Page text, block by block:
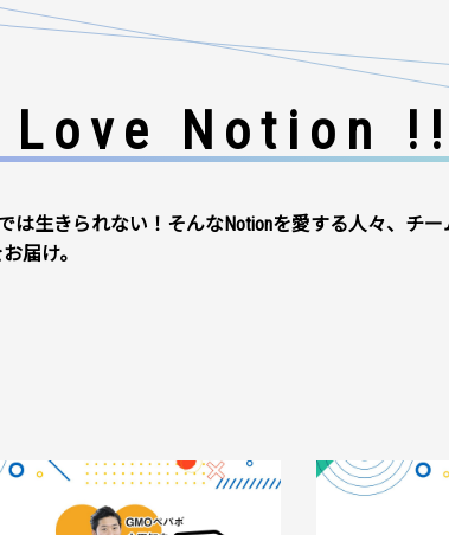
Love Notion
は生きられない！そんなNotionを愛する人々、チー
届け。